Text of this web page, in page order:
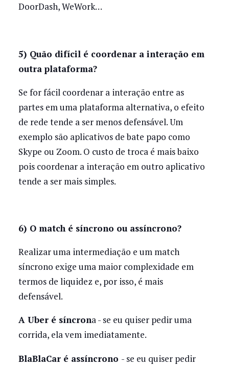
DoorDash, WeWork…
5) Quão difícil é coordenar a interação em
outra plataforma?
Se for fácil coordenar a interação entre as
partes em uma plataforma alternativa, o efeito
de rede tende a ser menos defensável. Um
exemplo são aplicativos de bate papo como
Skype ou Zoom. O custo de troca é mais baixo
pois coordenar a interação em outro aplicativo
tende a ser mais simples.
6) O match é síncrono ou assíncrono?
Realizar uma intermediação e um match
síncrono exige uma maior complexidade em
termos de liquidez e, por isso, é mais
defensável.
A Uber é síncrona - se eu quiser pedir uma
corrida, ela vem imediatamente.
BlaBlaCar é assíncrono - se eu quiser pedir